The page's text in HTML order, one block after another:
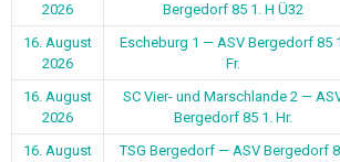
2026
Bergedorf 85 1. H Ü32
16. August
2026
Escheburg 1 — ASV Bergedorf 85
Fr.
16. August
2026
SC Vier- und Marschlande 2 —
Bergedorf 85 1. Hr.
16. August TSG Bergedorf — ASV Bergedorf